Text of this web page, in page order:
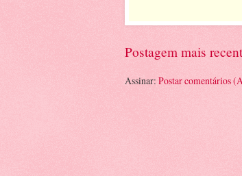
Postagem mais
Assinar: Postar comentários